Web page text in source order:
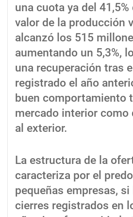
una cuota ya del
valor de la producción
alcanzó los 515
aumentando un 5,3%,
una recuperación tras
registrado el año
buen comportamiento
mercado interior como
al exterior.
La estructura de la
caracteriza por el
pequeñas empresas,
cierres registrados en